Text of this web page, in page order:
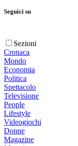
Seguici su
Sezioni
Cronaca
Mondo
Economia
Politica
Spettacolo
Televisione
People
Lifestyle
Videogiochi
Donne
Magazine